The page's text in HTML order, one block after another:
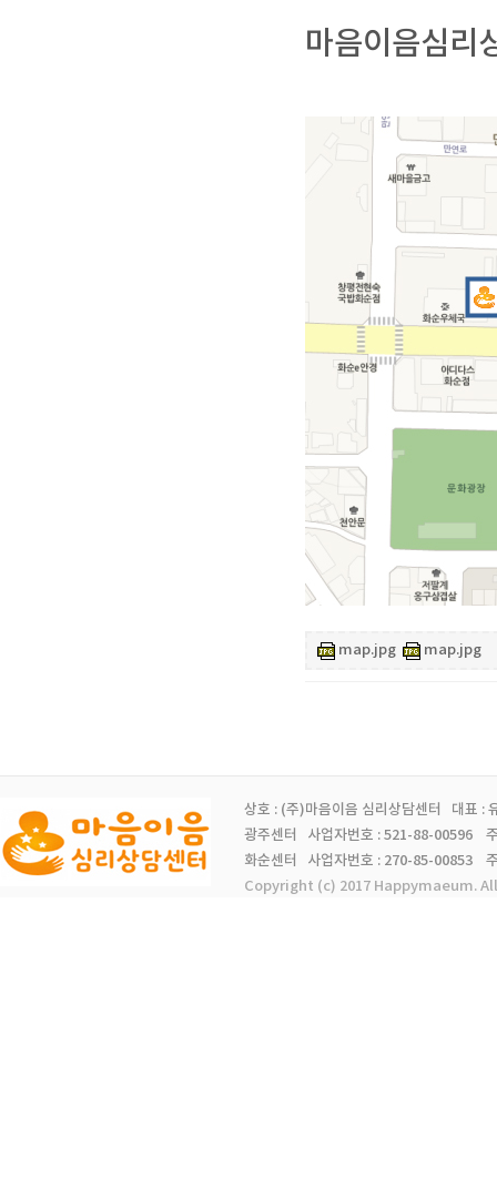
마음이음심리
map.jpg map.jpg
상호 : (주)마음이음 심리상담센터 대표 :
광주센터 사업자번호 : 521-88-00596
화순센터 사업자번호 : 270-85-00853
Copyright (c) 2017 Happymaeum.